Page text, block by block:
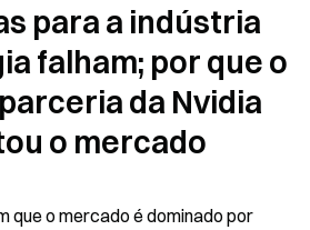
para a indústria
falham; por que o
da Nvidia
o mercado
que o mercado é dominado por